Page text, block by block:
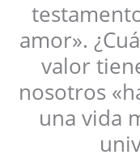
amor».
valor
nosotros
una vida